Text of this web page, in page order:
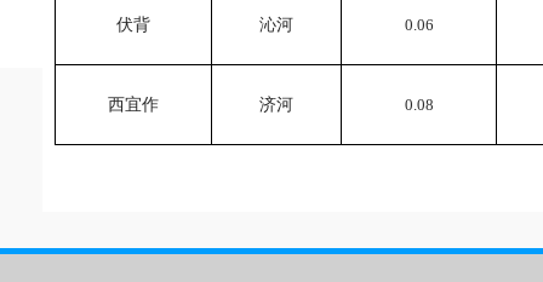
伏背 沁河 0.06
西宜作 济河 0.08